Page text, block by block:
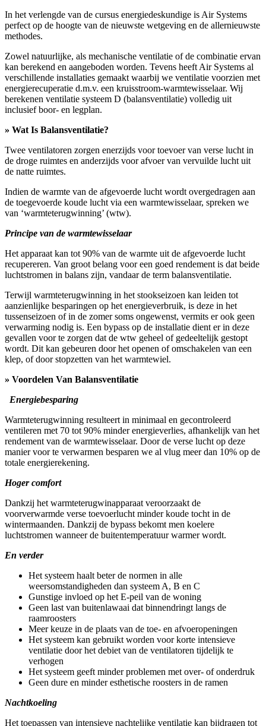
In het verlengde van de cursus energiedeskundige is Air Systems
perfect op de hoogte van de nieuwste wetgeving en de allernieuwste
methodes.
Zowel natuurlijke, als mechanische ventilatie of de combinatie ervan
kan berekend en aangeboden worden. Tevens heeft Air Systems al
verschillende installaties gemaakt waarbij we ventilatie voorzien met
energierecuperatie d.m.v. een kruisstroom-warmtewisselaar. Wij
berekenen ventilatie systeem D (balansventilatie) volledig uit
inclusief boor- en legplan.
» Wat Is Balansventilatie?
Twee ventilatoren zorgen enerzijds voor toevoer van verse lucht in
de droge ruimtes en anderzijds voor afvoer van vervuilde lucht uit
de natte ruimtes.
Indien de warmte van de afgevoerde lucht wordt overgedragen aan
de toegevoerde koude lucht via een warmtewisselaar, spreken we
van ‘warmteterugwinning’ (wtw).
Principe van de warmtewisselaar
Het apparaat kan tot 90% van de warmte uit de afgevoerde lucht
recupereren. Van groot belang voor een goed rendement is dat beide
luchtstromen in balans zijn, vandaar de term balansventilatie.
Terwijl warmteterugwinning in het stookseizoen kan leiden tot
aanzienlijke besparingen op het energieverbruik, is deze in het
tussenseizoen of in de zomer soms ongewenst, vermits er ook geen
verwarming nodig is. Een bypass op de installatie dient er in deze
gevallen voor te zorgen dat de wtw geheel of gedeeltelijk gestopt
wordt. Dit kan gebeuren door het openen of omschakelen van een
klep, of door stopzetten van het warmtewiel.
» Voordelen Van Balansventilatie
Energiebesparing
Warmteterugwinning resulteert in minimaal en gecontroleerd
ventileren met 70 tot 90% minder energieverlies, afhankelijk van het
rendement van de warmtewisselaar. Door de verse lucht op deze
manier voor te verwarmen besparen we al vlug meer dan 10% op de
totale energierekening.
Hoger comfort
Dankzij het warmteterugwinapparaat veroorzaakt de
voorverwarmde verse toevoerlucht minder koude tocht in de
wintermaanden. Dankzij de bypass bekomt men koelere
luchtstromen wanneer de buitentemperatuur warmer wordt.
En verder
Het systeem haalt beter de normen in alle
weersomstandigheden dan systeem A, B en C
Gunstige invloed op het E-peil van de woning
Geen last van buitenlawaai dat binnendringt langs de
raamroosters
Meer keuze in de plaats van de toe- en afvoeropeningen
Het systeem kan gebruikt worden voor korte intensieve
ventilatie door het debiet van de ventilatoren tijdelijk te
verhogen
Het systeem geeft minder problemen met over- of onderdruk
Geen dure en minder esthetische roosters in de ramen
Nachtkoeling
Het toepassen van intensieve nachtelijke ventilatie kan bijdragen tot